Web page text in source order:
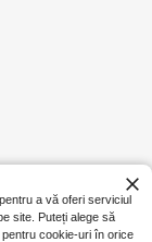
a vă oferi serviciul
site. Puteți alege să
cookie-uri în orice